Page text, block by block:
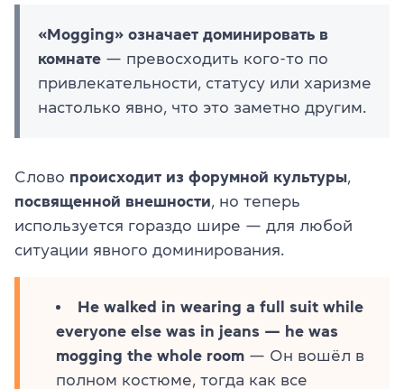
«Mogging» означает доминировать в
комнате — превосходить кого-то по
привлекательности, статусу или харизме
настолько явно, что это заметно другим.
Слово происходит из форумной культуры,
посвященной внешности, но теперь
используется гораздо шире — для любой
ситуации явного доминирования.
He walked in wearing a full suit while
everyone else was in jeans — he was
mogging the whole room — Он вошёл в
полном костюме, тогда как все